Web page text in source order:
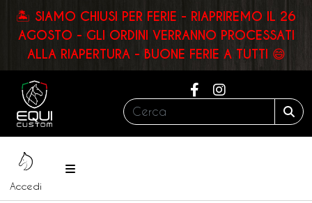
🏝️ SIAMO CHIUSI PER FERIE - RIAPRIREMO IL 26
AGOSTO - GLI ORDINI VERRANNO PROCESSATI
ALLA RIAPERTURA - BUONE FERIE A TUTTI 😄
Cerca:
Accedi
Menu